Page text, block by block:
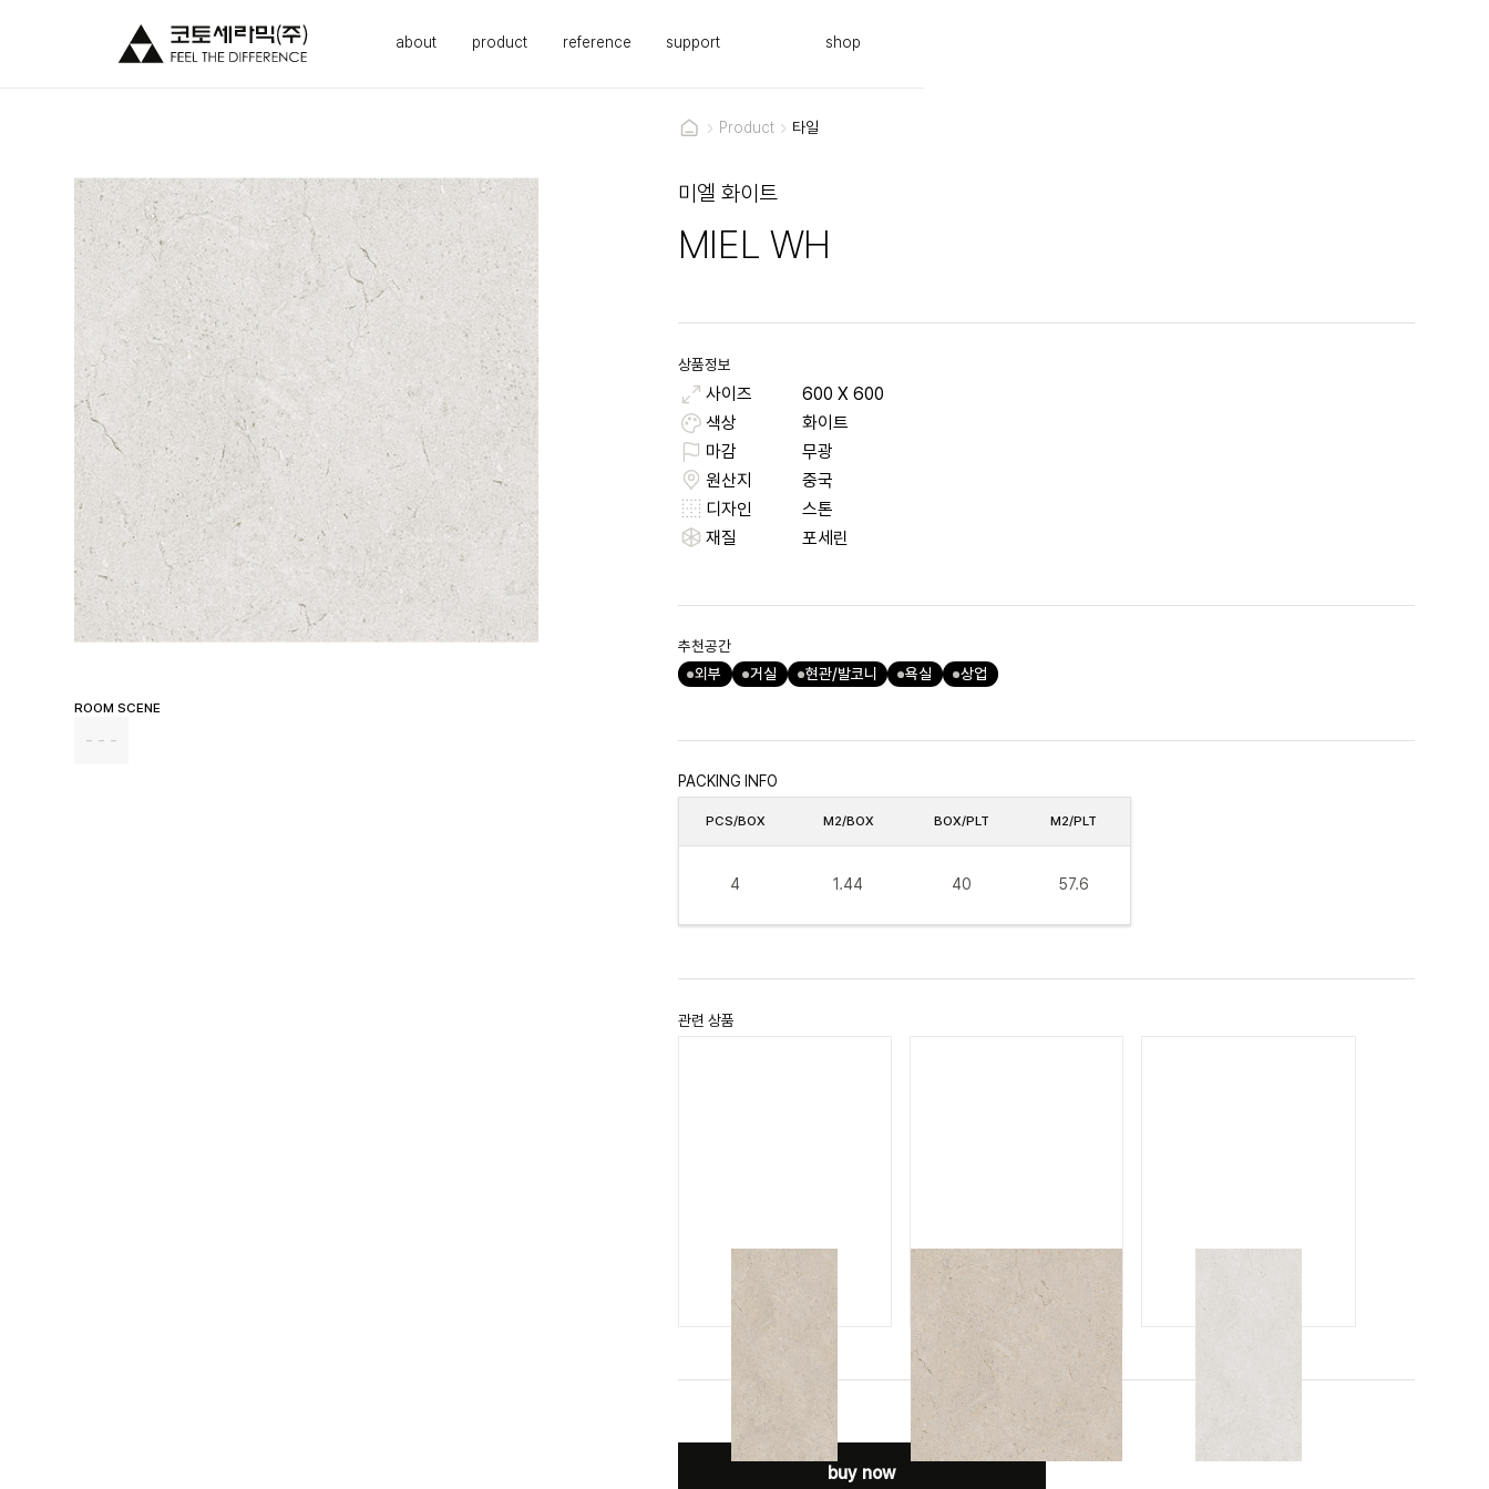
about product reference support shop
ROOM SCENE
- - -
Product 타일
미엘 화이트
MIEL WH
상품정보
사이즈 600 X600
색상
화이트
마감
무광
원산지
중국
디자인
스톤
재질
포세린
추천공간
외부
거실 현관/발코니 욕실 상업
PACKING INFO
PCS/BOX
4
M2/BOX
1.44
BOX/PLT
40
M2/PLT
57.6
관련 상품
미엘 샌드
MIEL SAND
미엘 샌드
MIEL SAND
미엘 화이트
buy now